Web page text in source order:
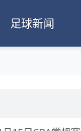
足球新闻